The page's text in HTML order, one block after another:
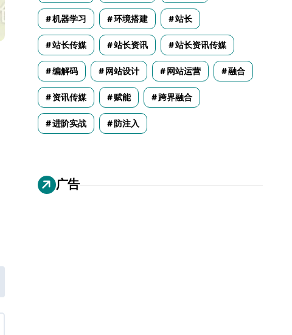
机器学习 环境搭建 站长
站长传媒 站长资讯 站长资讯传媒
编解码 网站设计 网站运营 融合
资讯传媒 赋能 跨界融合
进阶实战 防注入
广告